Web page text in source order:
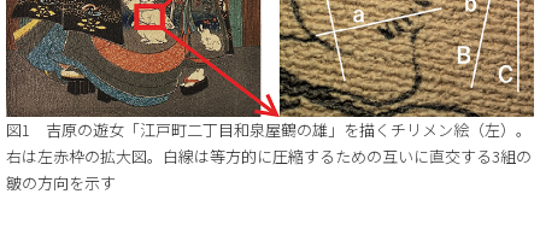
図1 吉原の遊女「江戸町二丁目和泉屋鶴の雄」を描くチリメン絵（左）。
右は左赤枠の拡大図。白線は等方的に圧縮するための互いに直交する3組の
皺の方向を示す